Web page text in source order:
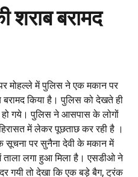
बरामद
मोहल्ले में पुलिस ने एक मकान पर
बरामद किया है। पुलिस को देखते ही
गये। पुलिस ने आसपास के लोगों
में लेकर पूछताछ कर रही है ।
सूचना पर सुनैना देवी के मकान में
ताला लगा हुआ मिला है। एसडीओ ने
गयी तो देखा कि एक बड़े बैग, ट्रंक